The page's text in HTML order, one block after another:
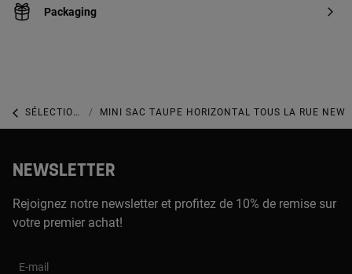
Packaging
SÉLECTION OSO MINI SAC TAUPE HORIZONTAL TOUS LA RUE NEW
NEWSLETTER
Rejoignez notre newsletter et profitez de 10% de remise sur
votre premier achat!
E-mail